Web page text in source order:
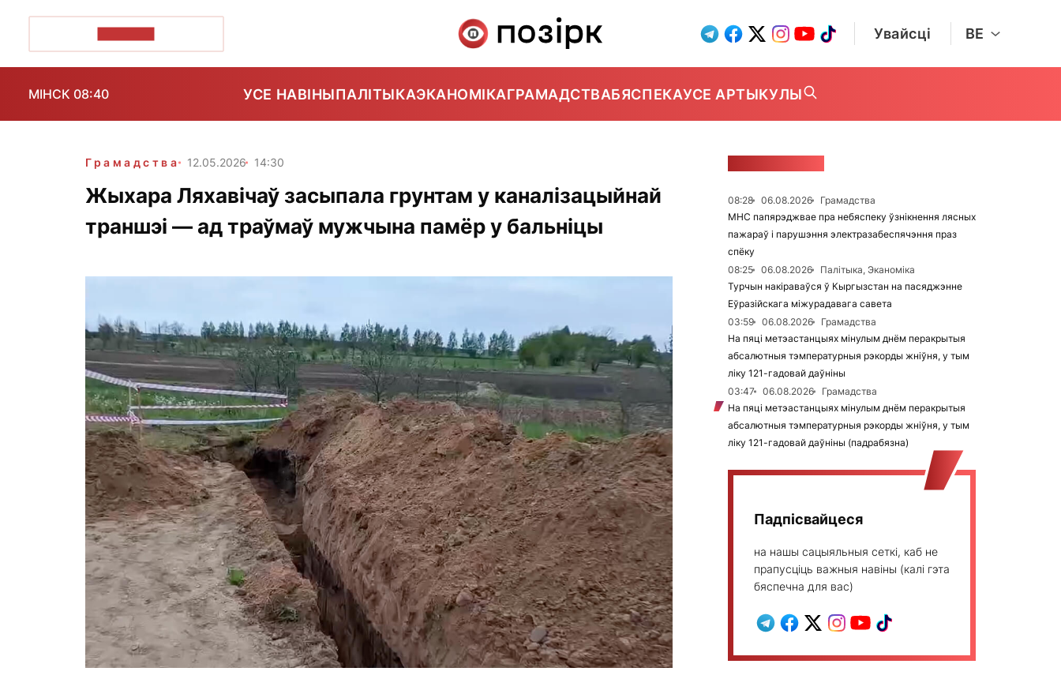
Увайсці BE
МІНСК 08:40 УСЕ НАВІНЫПАЛІТЫКАЭКАНОМІКАГРАМАДСТВАБЯСПЕКАУСЕ АРТЫКУЛЫ
Грамадства 12.05.2026 14:30
Жыхара Ляхавічаў засыпала грунтам у каналізацыйнай
траншэі — ад траўмаў мужчына памёр у бальніцы
08:28 06.08.2026
Грамадства
МНС папярэджвае пра небяспеку ўзнікнення лясных
пажараў і парушэння электразабеспячэння праз
спёку
08:25
06.08.2026
Палітыка, Эканоміка
Турчын накіраваўся ў Кыргызстан на пасяджэнне
Еўразійскага міжурадавага савета
03:59
06.08.2026
Грамадства
На пяці метэастанцыях мінулым днём перакрытыя
абсалютныя тэмпературныя рэкорды жніўня, у тым
ліку 121-гадовай даўніны
03:47
06.08.2026
Грамадства
На пяці метэастанцыях мінулым днём перакрытыя
абсалютныя тэмпературныя рэкорды жніўня, у тым
ліку 121-гадовай даўніны (падрабязна)
Падпісвайцеся
на нашы сацыяльныя сеткі, каб не
прапусціць важныя навіны (калі гэта
бяспечна для вас)